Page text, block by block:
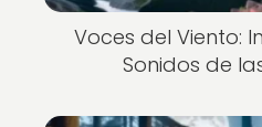
Voces del Viento:
Sonidos de